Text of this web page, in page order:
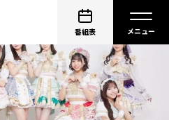
番組表